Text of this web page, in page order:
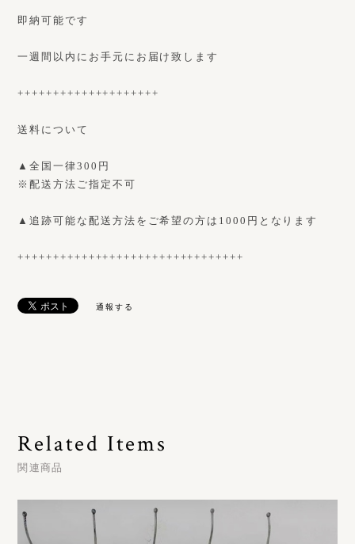
即納可能です
一週間以内にお手元にお届け致します
++++++++++++++++++++
送料について
▲全国一律300円
※配送方法ご指定不可
▲追跡可能な配送方法をご希望の方は1000円となります
++++++++++++++++++++++++++++++++
通報する
Related Items
関連商品